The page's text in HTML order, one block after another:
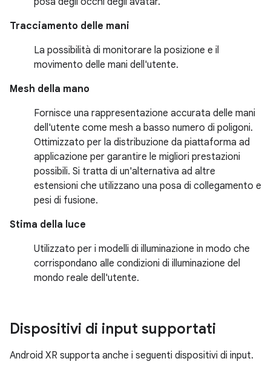
Tracciamento delle mani
La possibilità di monitorare la posizione e il
movimento delle mani dell'utente.
Mesh della mano
Fornisce una rappresentazione accurata delle mani
dell'utente come mesh a basso numero di poligoni.
Ottimizzato per la distribuzione da piattaforma ad
applicazione per garantire le migliori prestazioni
possibili. Si tratta di un'alternativa ad altre
estensioni che utilizzano una posa di collegamento e
pesi di fusione.
Stima della luce
Utilizzato per i modelli di illuminazione in modo che
corrispondano alle condizioni di illuminazione del
mondo reale dell'utente.
Dispositivi di input supportati
Android XR supporta anche i seguenti dispositivi di input.